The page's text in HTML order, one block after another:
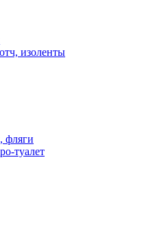
изоленты
фляги
туалет